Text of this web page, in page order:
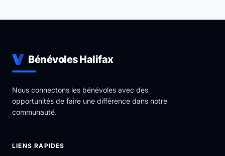
Bénévoles Halifax
Nous connectons les bénévoles avec des
opportunités de faire une différence dans notre
communauté.
LIENS RAPIDES